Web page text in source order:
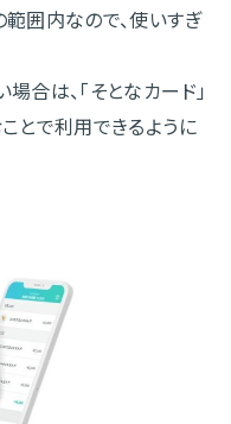
囲内なので、使いすぎ
合は、「そとなカード」
とで利用できるように